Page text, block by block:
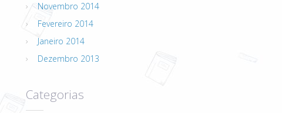
Novembro 2014
Fevereiro 2014
Janeiro 2014
Dezembro 2013
Categorias